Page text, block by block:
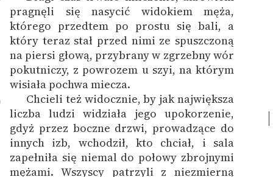
pragnęli się nasycić widokiem męża,
którego przedtem po prostu się bali, a
który teraz stał przed nimi ze spuszczoną
na piersi głową, przybrany w zgrzebny wór
pokutniczy, z powrozem u szyi, na którym
wisiała pochwa miecza.
Chcieli też widocznie, by jak największa
liczba ludzi widziała jego upokorzenie,
gdyż przez boczne drzwi, prowadzące do
innych izb, wchodził, kto chciał, i sala
zapełniła się niemal do połowy zbrojnymi
mężami. Wszyscy patrzyli z niezmierną